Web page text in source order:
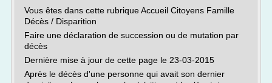
Vous êtes dans cette rubrique Accueil Citoyens Famille
Décès / Disparition
Faire une déclaration de succession ou de mutation par
décès
Dernière mise à jour de cette page le 23-03-2015
Après le décès d'une personne qui avait son dernier